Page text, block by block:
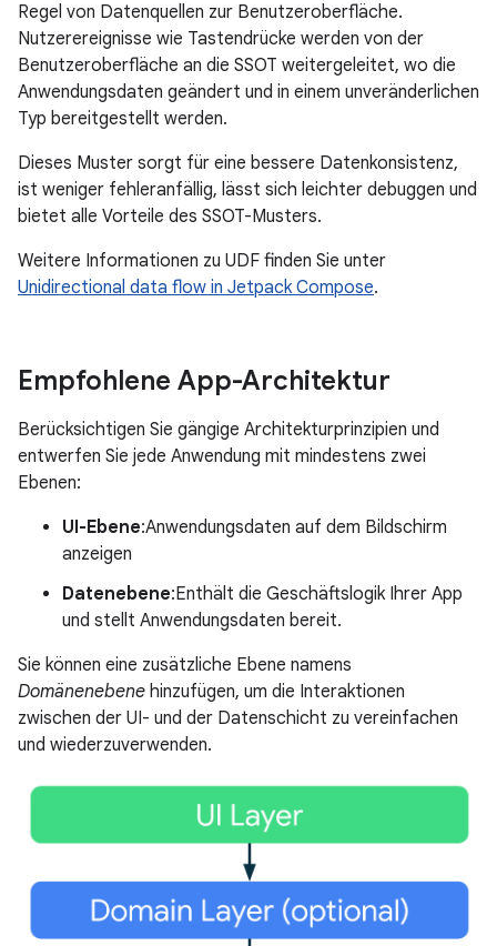
Regel von Datenquellen zur Benutzeroberfläche.
Nutzerereignisse wie Tastendrücke werden von der
Benutzeroberfläche an die SSOT weitergeleitet, wo die
Anwendungsdaten geändert und in einem unveränderlichen
Typ bereitgestellt werden.
Dieses Muster sorgt für eine bessere Datenkonsistenz,
ist weniger fehleranfällig, lässt sich leichter debuggen und
bietet alle Vorteile des SSOT-Musters.
Weitere Informationen zu UDF finden Sie unter
Unidirectional data flow in Jetpack Compose.
Empfohlene App-Architektur
Berücksichtigen Sie gängige Architekturprinzipien und
entwerfen Sie jede Anwendung mit mindestens zwei
Ebenen:
UI-Ebene:Anwendungsdaten auf dem Bildschirm
anzeigen
Datenebene:Enthält die Geschäftslogik Ihrer App
und stellt Anwendungsdaten bereit.
Sie können eine zusätzliche Ebene namens
Domänenebene hinzufügen, um die Interaktionen
zwischen der UI- und der Datenschicht zu vereinfachen
und wiederzuverwenden.